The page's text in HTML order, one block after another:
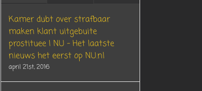
Kamer dubt over strafbaar
maken klant uitgebuite
prostituee | NU – Het laatste
nieuws het eerst op NU.nl
april 21st, 2016